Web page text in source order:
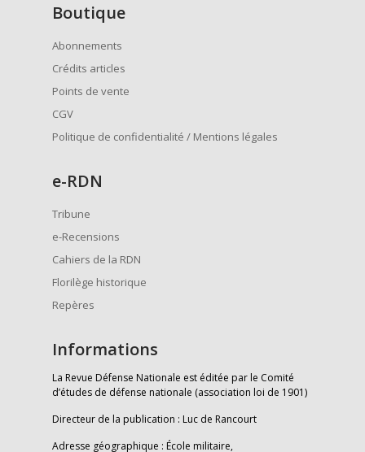
Boutique
Abonnements
Crédits articles
Points de vente
CGV
Politique de confidentialité / Mentions légales
e-RDN
Tribune
e-Recensions
Cahiers de la RDN
Florilège historique
Repères
Informations
La Revue Défense Nationale est éditée par le Comité
d’études de défense nationale (association loi de 1901)
Directeur de la publication : Luc de Rancourt
Adresse géographique : École militaire,